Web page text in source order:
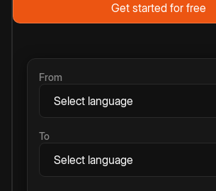
Get started for free
From
To